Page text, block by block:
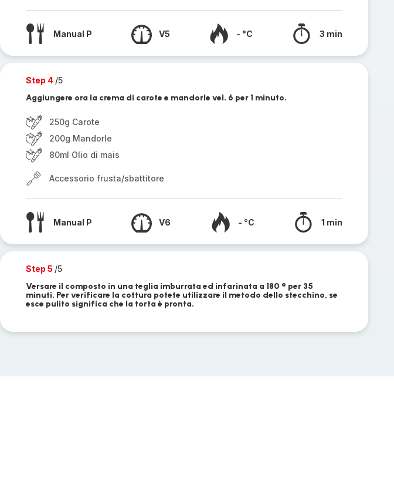
Manual P V5 - °C 3 min
Step 4 /5
Aggiungere ora la crema di carote e mandorle vel. 6 per 1 minuto.
250g Carote
200g Mandorle
80ml Olio di mais
Accessorio frusta/sbattitore
Manual P V6 - °C 1 min
Step 5 /5
Versare il composto in una teglia imburrata ed infarinata a 180 ° per 35
minuti. Per verificare la cottura potete utilizzare il metodo dello stecchino, se
esce pulito significa che la torta è pronta.